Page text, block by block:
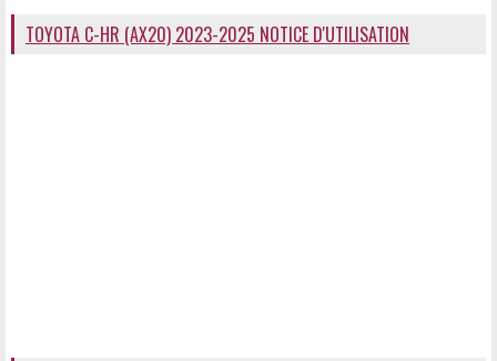
TOYOTA C-HR (AX20) 2023-2025 NOTICE D'UTILISATION